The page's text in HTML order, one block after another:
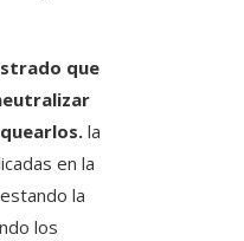
que
la
en la
la
los